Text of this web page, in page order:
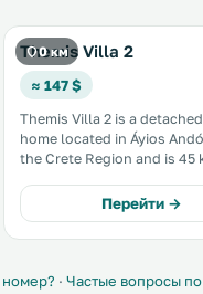
0 км
Themis Villa 2
≈ 147 $
Themis Villa 2 is a
home located in Áyios
the Crete Region and is 45
kitchen complete with a
and an oven. .
Перейти →
номер? · Частые вопросы